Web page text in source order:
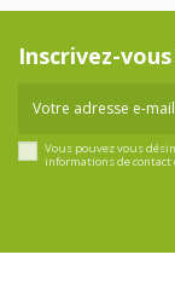
Inscrivez-vous
Vous pouvez vous
informations de